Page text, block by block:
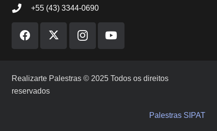
+55 (43) 3344-0690
Realizarte Palestras © 2025 Todos os direitos
reservados
Palestras SIPAT